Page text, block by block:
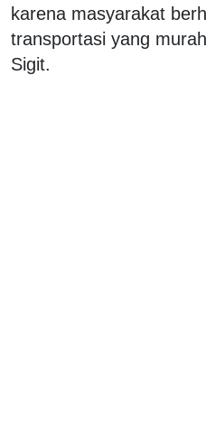
karena masyarakat
transportasi yang
Sigit.